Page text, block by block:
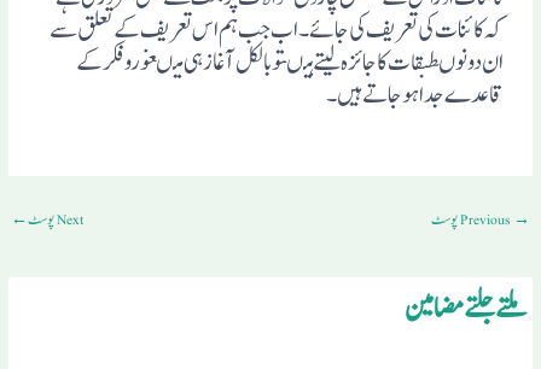
کہ کائنات کی تعریف کی جائے۔اب جب ہم اس تعریف کے تعلق سے
ان دونوںطبقات کاجائزہ لیتے ہیںتوبالکل آغازہی میںغوروفکرکے
قاعدے جداہوجاتے ہیں۔
→ Next پوسٹ ←
ملتے جلتے مضامین